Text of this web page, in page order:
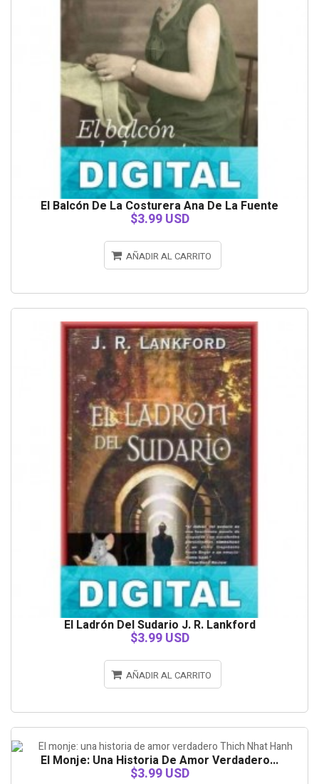
El Balcón De La Costurera Ana De La Fuente
$3.99 USD
AÑADIR AL CARRITO
El Ladrón Del Sudario J. R. Lankford
$3.99 USD
AÑADIR AL CARRITO
El Monje: Una Historia De Amor Verdadero...
$3.99 USD